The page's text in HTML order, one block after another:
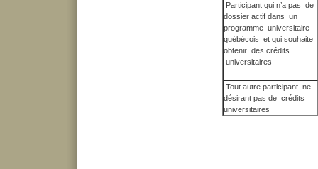
Participant qui n’a pas de
dossier actif dans un
programme universitaire
québécois et qui souhaite
obtenir des crédits
universitaires
Tout autre participant ne
désirant pas de crédits
universitaires